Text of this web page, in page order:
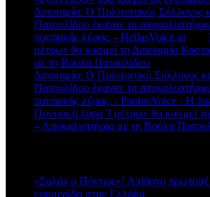
Διποταμία: Ο Πολιτιστικός Σύλλογος
Πατουλίδου έκαναν τα αποκαλυπτήρια
ποντιακής λύρας. - HellasVoice.grστο
μέτρων θα κοσμεί τη Διποταμία
με τη Βούλα Πατουλίδου
Διποταμία: Ο Πολιτιστικό Σύλλογος
Πατουλίδου έκαναν τα αποκαλυπτήρια
ποντιακής λύρας. - PontosVoice - H
Ποντιακή λύρα 3 μέτρων θα κοσμεί
– Αποκαλυπτήρια με τη Βούλα
«Σαλάχ ο Πόντιος»! Απίθανο
εφημερίδα στην Ελλάδα